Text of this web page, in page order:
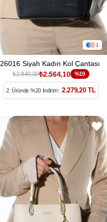
1
26016 Siyah Kadın Kol Çantası
₺2.849,00₺2.564,10 %10
2. Üründe %20 İndirim: 2.279,20 TL